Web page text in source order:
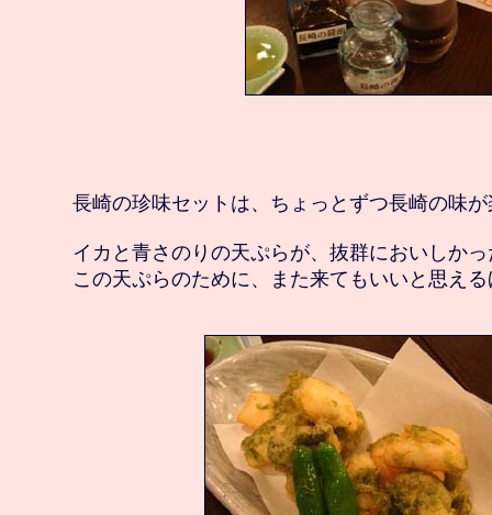
長崎の珍味セットは、ちょっとずつ長崎の味
イカと青さのりの天ぷらが、抜群においしかっ